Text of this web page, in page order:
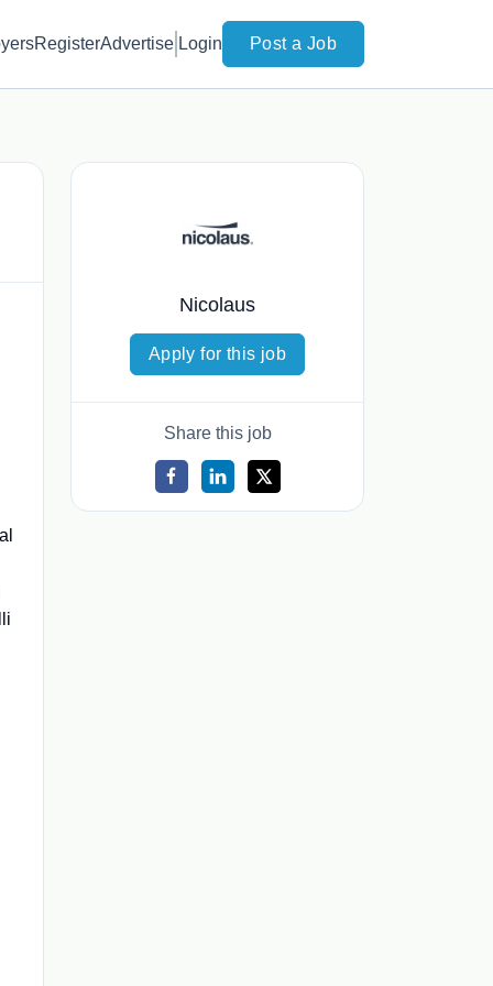
RegisterAdvertise Login Post a Job
Nicolaus
Apply for this job
Share this job